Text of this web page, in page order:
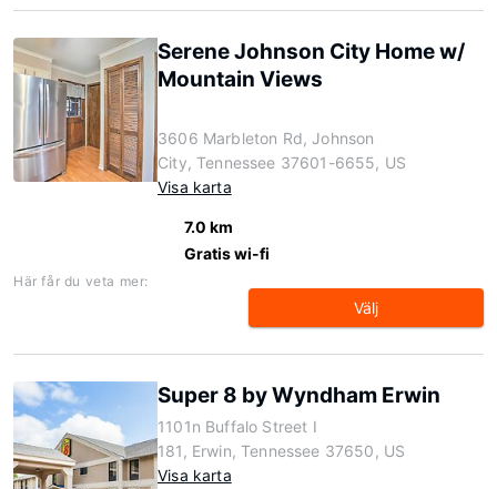
Serene Johnson City Home w/
Mountain Views
3606 Marbleton Rd, Johnson
City, Tennessee 37601-6655, US
Visa karta
7.0 km
Gratis wi-fi
Här får du veta mer:
Välj
Super 8 by Wyndham Erwin
1101n Buffalo Street I
181, Erwin, Tennessee 37650, US
Visa karta